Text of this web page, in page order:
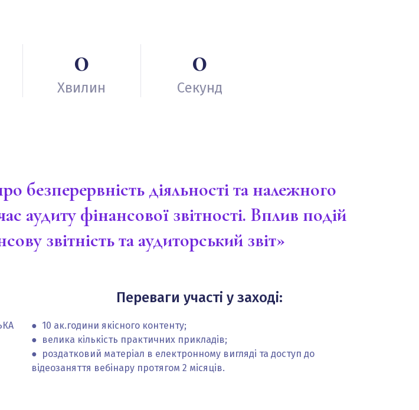
0
Хвилин
0
Секунд
діяльності та належного
аудиту фінансової звітності. Вплив подій
звітність та аудиторський звіт»
Переваги участі у заході:
● 10 ак.години якісного контенту;
● велика кількість практичних прикладів;
● роздатковий матеріал в електронному вигляді та доступ до
відеозаняття вебінару протягом 2 місяців.